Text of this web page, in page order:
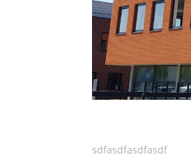
sdfasdfasdfasdf